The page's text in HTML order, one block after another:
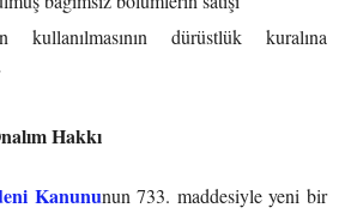
kullanılmasının dürüstlük kuralına
Hakkı
Kanununun 733. maddesiyle yeni bir